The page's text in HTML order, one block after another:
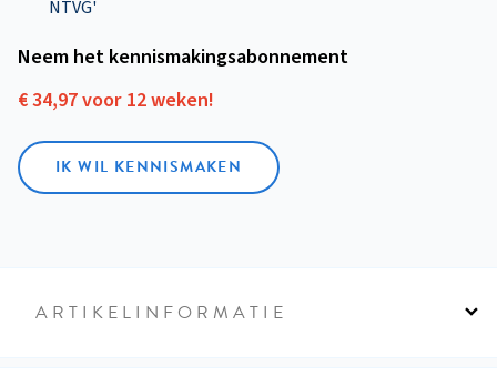
NTVG'
Neem het kennismakings­abonnement
€ 34,97 voor 12 weken!
IK WIL KENNISMAKEN
ARTIKELINFORMATIE